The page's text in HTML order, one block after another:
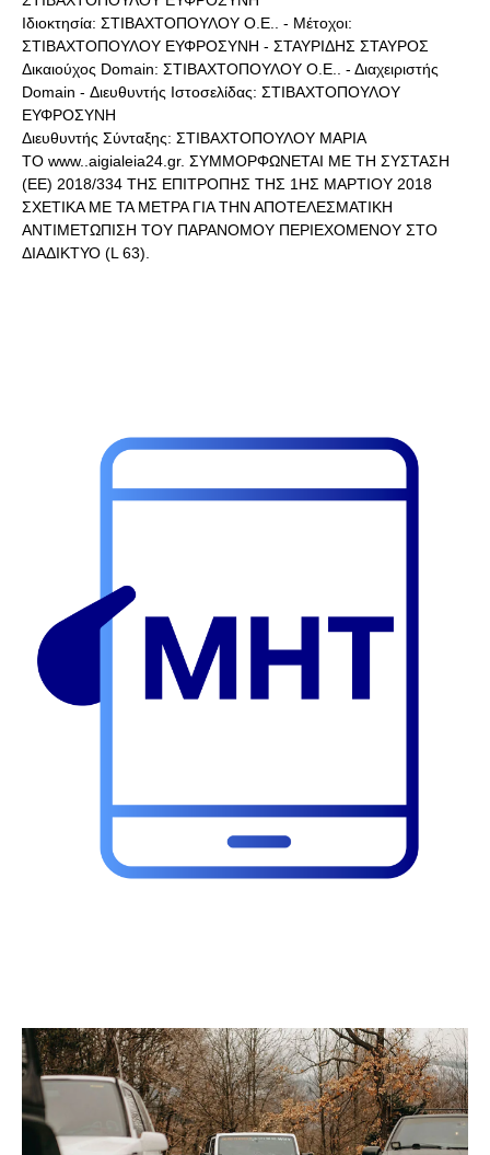
Ιδιοκτησία: ΣΤΙΒΑΧΤΟΠΟΥΛΟΥ Ο.Ε.. - Μέτοχοι:
ΣΤΙΒΑΧΤΟΠΟΥΛΟΥ ΕΥΦΡΟΣΥΝΗ - ΣΤΑΥΡΙΔΗΣ ΣΤΑΥΡΟΣ
Δικαιούχος Domain: ΣΤΙΒΑΧΤΟΠΟΥΛΟΥ Ο.Ε.. - Διαχειριστής
Domain - Διευθυντής Ιστοσελίδας: ΣΤΙΒΑΧΤΟΠΟΥΛΟΥ
ΕΥΦΡΟΣΥΝΗ
Διευθυντής Σύνταξης: ΣΤΙΒΑΧΤΟΠΟΥΛΟΥ ΜΑΡΙΑ
ΤΟ www..aigialeia24.gr. ΣΥΜΜΟΡΦΩΝΕΤΑΙ ΜΕ ΤΗ ΣΥΣΤΑΣΗ
(ΕΕ) 2018/334 ΤΗΣ ΕΠΙΤΡΟΠΗΣ ΤΗΣ 1ΗΣ ΜΑΡΤΙΟΥ 2018
ΣΧΕΤΙΚΑ ΜΕ ΤΑ ΜΕΤΡΑ ΓΙΑ ΤΗΝ ΑΠΟΤΕΛΕΣΜΑΤΙΚΗ
ΑΝΤΙΜΕΤΩΠΙΣΗ ΤΟΥ ΠΑΡΑΝΟΜΟΥ ΠΕΡΙΕΧΟΜΕΝΟΥ ΣΤΟ
ΔΙΑΔΙΚΤΥΟ (L 63).